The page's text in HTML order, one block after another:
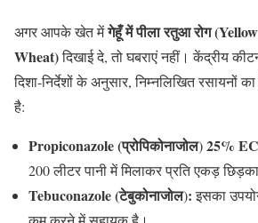
अगर आपके खेत मेंगेहूँ में पीला रतुआ रोग
Wheat)दिखाई दे, तो घबराएं नहीं। केंद्रीय
दिशा-निर्देशों के अनुसार, निम्नलिखित रसायनों
है:
Propiconazole (प्रोपिकोनाजोल)25%
200 लीटर पानी में मिलाकर प्रति एकड़
Tebuconazole (टेबुकोनाजोल):इसका